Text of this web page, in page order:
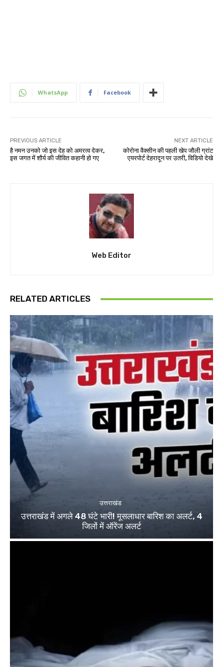
WhatsApp Facebook
PREVIOUS ARTICLE
है नमन उनको जो इस देह को अमरत्व देकर,
इस जगत में शौर्य की जीवित कहानी हो गए
NEXT ARTICLE
कोरोना वैक्सीन की पहली खेप जौली ग्रांट
एयरपोर्ट देहरादून पर उतरी, विडियो देखे
Web Editor
RELATED ARTICLES
उत्तराखंड
उत्तराखंड में अगले 48 घंटे भारी! मूसलाधार बारिश का अलर्ट, 4
जिलों में ऑरेंज अलर्ट